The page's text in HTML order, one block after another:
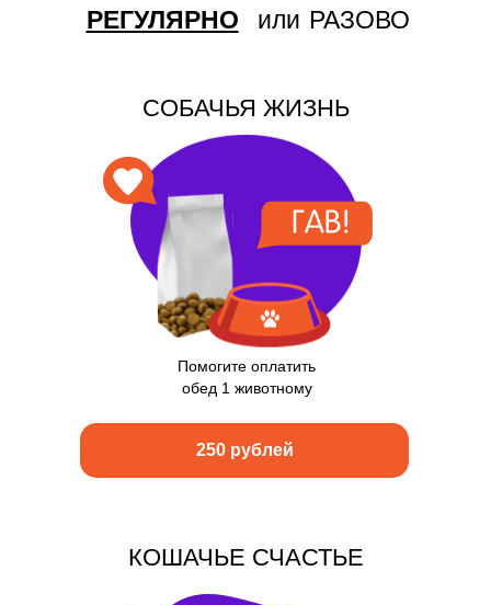
РЕГУЛЯРНО РАЗОВО
или
КОШАЧЬЕ СЧАСТЬЕ
Помогите оплатить
обед 1 животному
250 рублей
СОБАЧЬЯ ЖИЗНЬ